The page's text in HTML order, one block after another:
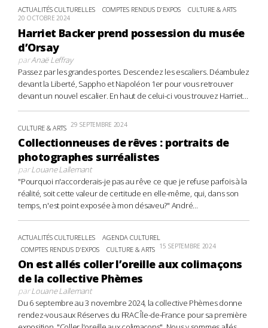
ACTUALITÉS CULTURELLES COMPTES RENDUS D'EXPOS CULTURE & ARTS
20 OCTOBRE 2024
Harriet Backer prend possession du musée
d’Orsay
parAnaë Leffray
Passez par les grandes portes. Descendez les escaliers. Déambulez
devant la Liberté, Sappho et Napoléon 1er pour vous retrouver
devant un nouvel escalier. En haut de celui-ci vous trouvez Harriet...
CULTURE & ARTS 29 SEPTEMBRE 2024
Collectionneuses de rêves : portraits de
photographes surréalistes
parLouane Lallemant
"Pourquoi n'accorderais-je pas au rêve ce que je refuse parfois à la
réalité, soit cette valeur de certitude en elle-même, qui, dans son
temps, n'est point exposée à mon désaveu?" André...
ACTUALITÉS CULTURELLES
AGENDA CULTUREL
COMPTES RENDUS D'EXPOS
CULTURE & ARTS 15 SEPTEMBRE 2024
On est allés coller l’oreille aux colimaçons
de la collective Phèmes
parLouane Lallemant
Du 6 septembre au 3 novembre 2024, la collective Phèmes donne
rendez-vous aux Réserves du FRAC Île-de-France pour sa première